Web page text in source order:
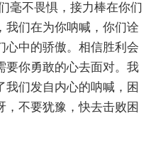
毫不畏惧，接力棒在你们
我们在为你呐喊，你们诠
心中的骄傲。相信胜利会
要你勇敢的心去面对。我
我们发自内心的呐喊，困
，不要犹豫，快去击败困